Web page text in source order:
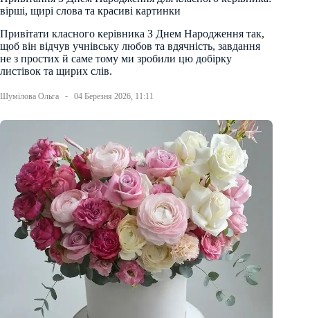
вірші, щирі слова та красиві картинки
Привітати класного керівника З Днем Народження так,
щоб він відчув учнівську любов та вдячність, завдання
не з простих й саме тому ми зробили цю добірку
листівок та щирих слів.
Шумілова Ольга 04 Березня 2026, 11:11